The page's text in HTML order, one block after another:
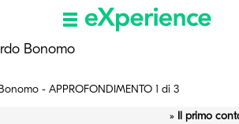
Bonomo
- APPROFONDIMENTO 1 di 3
» Il primo